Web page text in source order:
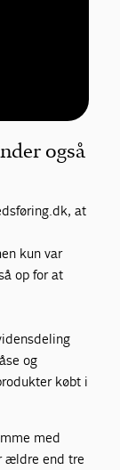
også
at
kun var
op for at
og
købt i
med
ældre end tre